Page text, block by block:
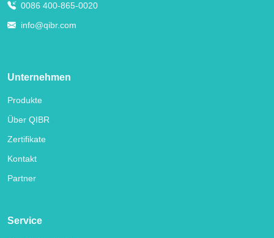
0086 400-865-0020
info@qibr.com
Unternehmen
Produkte
Über QIBR
Zertifikate
Kontakt
Partner
Service